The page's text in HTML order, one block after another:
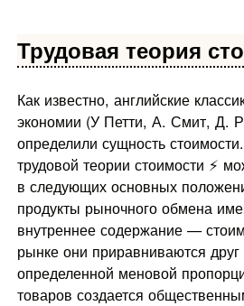
Трудовая теория
Как известно, английские
экономии (У Петти, А. Смит, Д.
определили сущность
трудовой теории стоимости ⚡
в следующих основных
продукты рыночного обмена
внутреннее содержание —
рынке они приравниваются друг
определенной меновой
товаров создается